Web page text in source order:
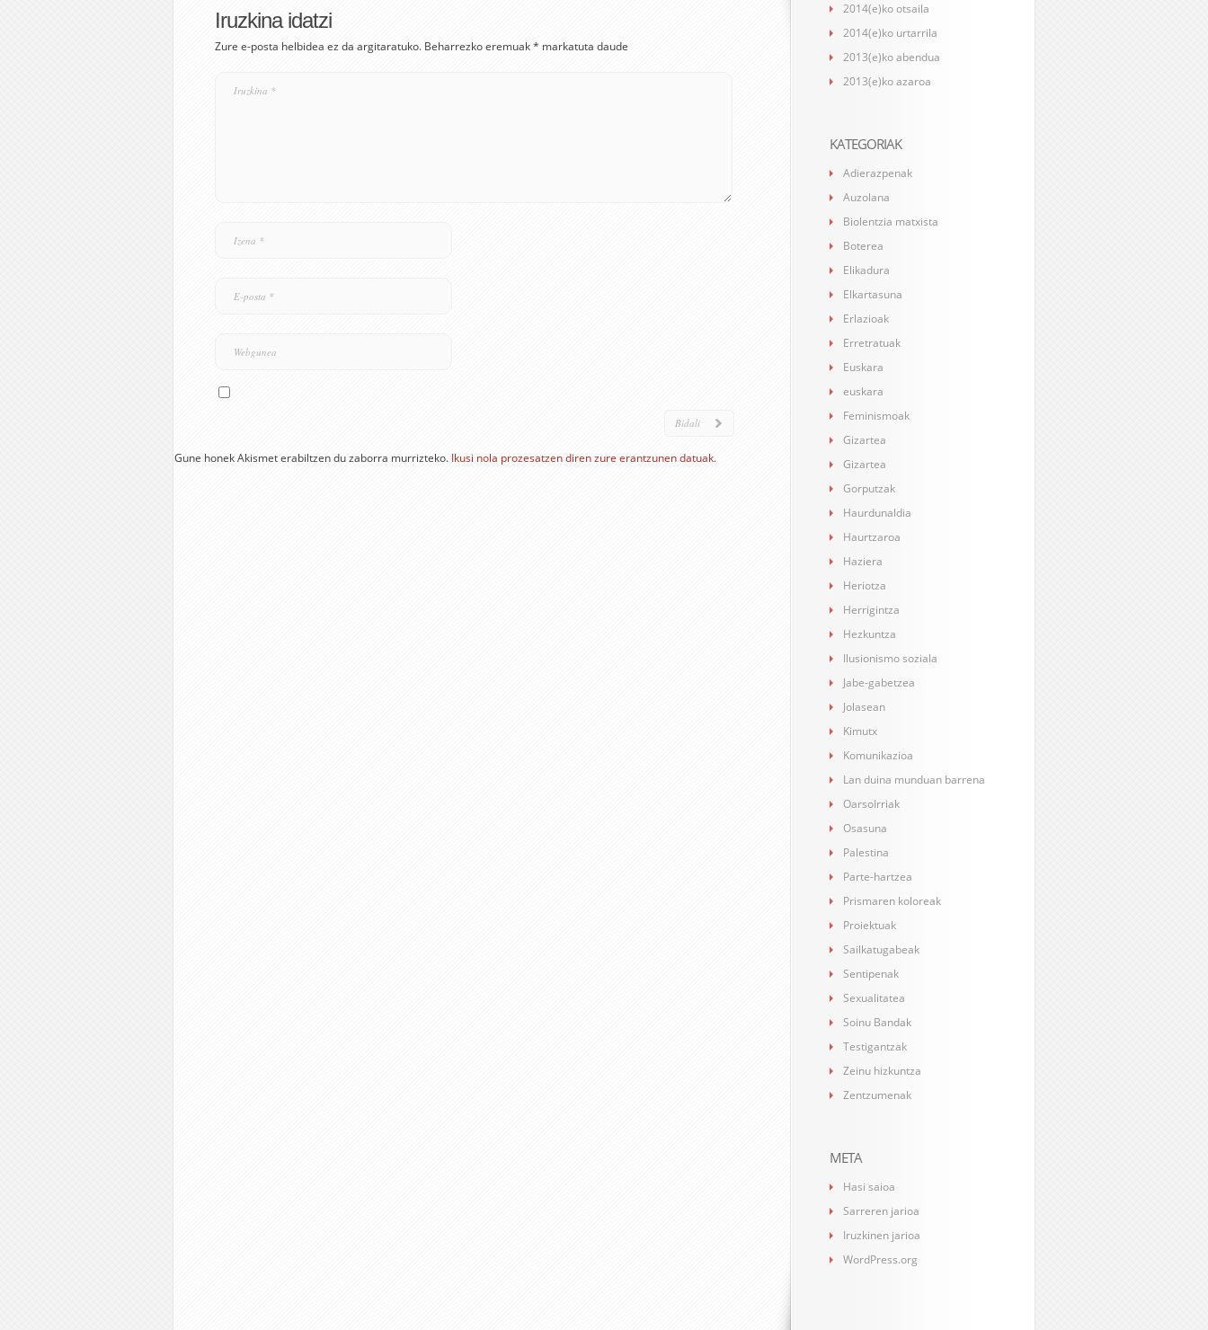
Iruzkina idatzi
Zure e-posta helbidea ez da argitaratuko. Beharrezko eremuak* markatuta daude
Gune honek Akismet erabiltzen du zaborra murrizteko. Ikusi nola prozesatzen diren zure erantzunen datuak.
2014(e)ko otsaila
2014(e)ko urtarrila
2013(e)ko abendua
2013(e)ko azaroa
KATEGORIAK
Adierazpenak
Auzolana
Biolentzia matxista
Boterea
Elikadura
Elkartasuna
Erlazioak
Erretratuak
Euskara
euskara
Feminismoak
Gizartea
Gizartea
Gorputzak
Haurdunaldia
Haurtzaroa
Haziera
Heriotza
Herrigintza
Hezkuntza
Ilusionismo soziala
Jabe-gabetzea
Jolasean
Kimutx
Komunikazioa
Lan duina munduan barrena
OarsoIrriak
Osasuna
Palestina
Parte-hartzea
Prismaren koloreak
Proiektuak
Sailkatugabeak
Sentipenak
Sexualitatea
Soinu Bandak
Testigantzak
Zeinu hizkuntza
Zentzumenak
META
Hasi saioa
Sarreren jarioa
Iruzkinen jarioa
WordPress.org